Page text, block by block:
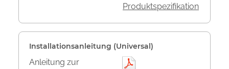
Produktspezifikation
Installationsanleitung (Universal)
Anleitung zur